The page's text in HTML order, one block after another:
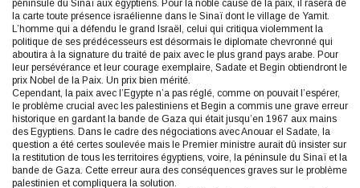
péninsule du Sinaï aux égyptiens. Pour la noble cause de la paix, il rasera de
la carte toute présence israélienne dans le Sinaï dont le village de Yamit.
L’homme qui a défendu le grand Israël, celui qui critiqua violemment la
politique de ses prédécesseurs est désormais le diplomate chevronné qui
aboutira à la signature du traité de paix avec le plus grand pays arabe. Pour
leur persévérance et leur courage exemplaire, Sadate et Begin obtiendront le
prix Nobel de la Paix. Un prix bien mérité.
Cependant, la paix avec l’Egypte n’a pas réglé, comme on pouvait l’espérer,
le problème crucial avec les palestiniens et Begin a commis une grave erreur
historique en gardant la bande de Gaza qui était jusqu’en 1967 aux mains
des Egyptiens. Dans le cadre des négociations avec Anouar el Sadate, la
question a été certes soulevée mais le Premier ministre aurait dû insister sur
la restitution de tous les territoires égyptiens, voire, la péninsule du Sinaï et la
bande de Gaza. Cette erreur aura des conséquences graves sur le problème
palestinien et compliquera la solution.